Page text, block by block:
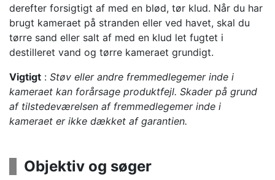
derefter forsigtigt af med en blød, tør klud. Når du har
brugt kameraet på stranden eller ved havet, skal du
tørre sand eller salt af med en klud let fugtet i
destilleret vand og tørre kameraet grundigt.
Vigtigt : Støv eller andre fremmedlegemer inde i
kameraet kan forårsage produktfejl. Skader på grund
af tilstedeværelsen af fremmedlegemer inde i
kameraet er ikke dækket af garantien.
Objektiv og søger